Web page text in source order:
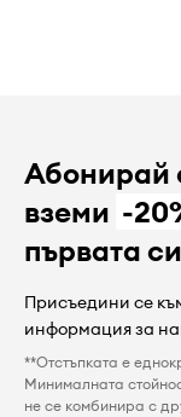
Абонирай
вземи -
първата
Присъедини се
информация за
**Отстъпката е
Минималната
не се комбинира с